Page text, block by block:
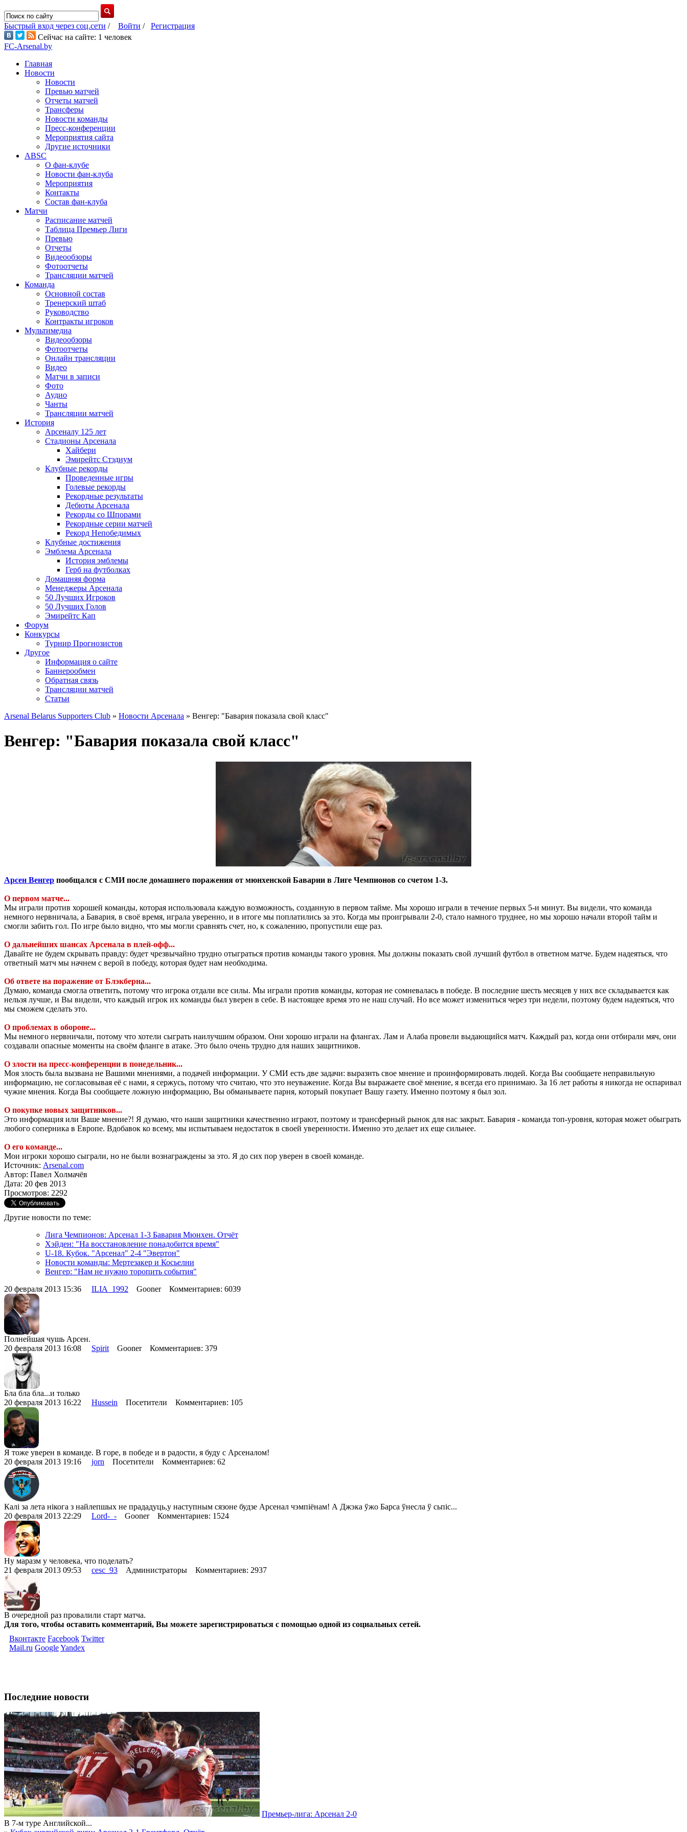
Быстрый вход через соц.сети / Войти / Регистрация
Сейчас на сайте: 1 человек
FC-Arsenal.by
Главная
Новости
Новости
Превью матчей
Отчеты матчей
Трансферы
Новости команды
Пресс-конференции
Мероприятия сайта
Другие источники
ABSC
О фан-клубе
Новости фан-клуба
Мероприятия
Контакты
Состав фан-клуба
Матчи
Расписание матчей
Таблица Премьер Лиги
Превью
Отчеты
Видеообзоры
Фотоотчеты
Трансляции матчей
Команда
Основной состав
Тренерский штаб
Руководство
Контракты игроков
Мультимедиа
Видеообзоры
Фотоотчеты
Онлайн трансляции
Видео
Матчи в записи
Фото
Аудио
Чанты
Трансляции матчей
История
Арсеналу 125 лет
Стадионы Арсенала
Хайбери
Эмирейтс Стэдиум
Клубные рекорды
Проведенные игры
Голевые рекорды
Рекордные результаты
Дебюты Арсенала
Рекорды со Шпорами
Рекордные серии матчей
Рекорд Непобедимых
Клубные достижения
Эмблема Арсенала
История эмблемы
Герб на футболках
Домашняя форма
Менеджеры Арсенала
50 Лучших Игроков
50 Лучших Голов
Эмирейтс Кап
Форум
Конкурсы
Турнир Прогнозистов
Другое
Информация о сайте
Баннерообмен
Обратная связь
Трансляции матчей
Статьи
Arsenal Belarus Supporters Club » Новости Арсенала » Венгер: "Бавария показала свой класс"
Венгер: "Бавария показала свой класс"
Арсен Венгер пообщался с СМИ после домашнего поражения от мюнхенской Баварии в Лиге Чемпионов со счетом 1-3.
О первом матче...
Мы играли против хорошей команды, которая использовала каждую возможность, созданную в первом тайме. Мы хорошо играли в течение первых 5-и минут. Вы видели, что команда
немного нервничала, а Бавария, в своё время, играла уверенно, и в итоге мы поплатились за это. Когда мы проигрывали 2-0, стало намного труднее, но мы хорошо начали второй тайм и
смогли забить гол. По игре было видно, что мы могли сравнять счет, но, к сожалению, пропустили еще раз.
О дальнейших шансах Арсенала в плей-офф...
Давайте не будем скрывать правду: будет чрезвычайно трудно отыграться против команды такого уровня. Мы должны показать свой лучший футбол в ответном матче. Будем надеяться, что
ответный матч мы начнем с верой в победу, которая будет нам необходима.
Об ответе на поражение от Блэкберна...
Думаю, команда смогла ответить, потому что игрока отдали все силы. Мы играли против команды, которая не сомневалась в победе. В последние шесть месяцев у них все складывается как
нельзя лучше, и Вы видели, что каждый игрок их команды был уверен в себе. В настоящее время это не наш случай. Но все может измениться через три недели, поэтому будем надеяться, что
мы сможем сделать это.
О проблемах в обороне...
Мы немного нервничали, потому что хотели сыграть наилучшим образом. Они хорошо играли на флангах. Лам и Алаба провели выдающийся матч. Каждый раз, когда они отбирали мяч, они
создавали опасные моменты на своём фланге в атаке. Это было очень трудно для наших защитников.
О злости на пресс-конференции в понедельник...
Моя злость была вызвана не Вашими мнениями, а подачей информации. У СМИ есть две задачи: выразить свое мнение и проинформировать людей. Когда Вы сообщаете неправильную
информацию, не согласовывая её с нами, я сержусь, потому что считаю, что это неуважение. Когда Вы выражаете своё мнение, я всегда его принимаю. За 16 лет работы я никогда не оспаривал
чужие мнения. Когда Вы сообщаете ложную информацию, Вы обманываете парня, который покупает Вашу газету. Именно поэтому я был зол.
О покупке новых защитников...
Это информация или Ваше мнение?! Я думаю, что наши защитники качественно играют, поэтому и трансферный рынок для нас закрыт. Бавария - команда топ-уровня, которая может обыграть
любого соперника в Европе. Вдобавок ко всему, мы испытываем недостаток в своей уверенности. Именно это делает их еще сильнее.
О его команде...
Мои игроки хорошо сыграли, но не были вознаграждены за это. Я до сих пор уверен в своей команде.
Источник: Arsenal.com
Автор: Павел Холмачёв
Дата: 20 фев 2013
Просмотров: 2292
Другие новости по теме:
Лига Чемпионов: Арсенал 1-3 Бавария Мюнхен. Отчёт
Хэйден: "На восстановление понадобится время"
U-18. Кубок. "Арсенал" 2-4 "Эвертон"
Новости команды: Мертезакер и Косьелни
Венгер: "Нам не нужно торопить события"
20 февраля 2013 15:36 ILIA_1992 Gooner Комментариев: 6039
Полнейшая чушь Арсен.
20 февраля 2013 16:08 Spirit Gooner Комментариев: 379
Бла бла бла...и только
20 февраля 2013 16:22 Hussein Посетители Комментариев: 105
Я тоже уверен в команде. В горе, в победе и в радости, я буду с Арсеналом!
20 февраля 2013 19:16 jorn Посетители Комментариев: 62
Калі за лета нікога з найлепшых не прададуць,у наступным сязоне будзе Арсенал чэмпіёнам! А Джэка ўжо Барса ўнесла ў сьпіс...
20 февраля 2013 22:29 Lord-_- Gooner Комментариев: 1524
Ну маразм у человека, что поделать?
21 февраля 2013 09:53 cesc_93 Администраторы Комментариев: 2937
В очередной раз провалили старт матча.
Для того, чтобы оставить комментарий, Вы можете зарегистрироваться с помощью одной из социальных сетей.
Вконтакте Facebook Twitter
Mail.ru GoogleYandex
Последние новости
Премьер-лига: Арсенал 2-0
В 7-м туре Английской...